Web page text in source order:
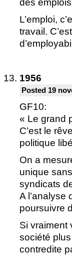
des
L’emploi,
travail.
1956
Posted 19
GF10:
« Le grand
C’est le
politique
On a
unique
syndicats
A l’analyse
poursuivre
Si vraiment
société
contredite